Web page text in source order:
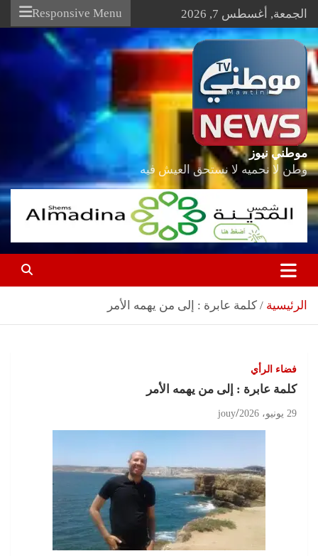
Skip
content
الجمعة, أغسطس 7, 2026 Responsive Menu
موطني نيوز
وطن لا نحميه لا نستحق العيش فيه
الرئيسية كلمة عابرة : إلى من يهمه الأمر
فضاء الرأي
كلمة عابرة : إلى من يهمه الأمر
29 يونيو، 2026 jouy